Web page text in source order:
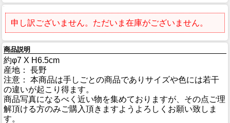
申し訳ございません。ただいま在庫がございません。
商品説明
約φ7 X H6.5cm
産地： 長野
注意： 本商品は手しごとの商品でありサイズや色には若干
の違いが起こり得ます。
商品写真になるべく近い物を集めておりますが、その点ご理
解頂ける方のみご購入頂きますようよろしくお願い致しま
す。